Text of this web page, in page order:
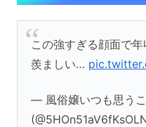
この強すぎる顔面で
羨ましい…
— 風俗嬢いつも思う